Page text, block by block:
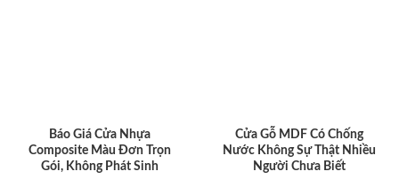
Báo Giá Cửa Nhựa
Composite Màu Đơn Trọn
Gói, Không Phát Sinh
Cửa Gỗ MDF Có Chống
Nước Không Sự Thật Nhiều
Người Chưa Biết